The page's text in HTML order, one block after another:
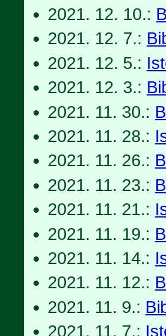
2021. 12. 10.:
2021. 12. 7.:
2021. 12. 5.:
2021. 12. 3.:
2021. 11. 30.:
2021. 11. 28.:
2021. 11. 26.:
2021. 11. 23.:
2021. 11. 21.:
2021. 11. 19.:
2021. 11. 14.:
2021. 11. 12.:
2021. 11. 9.:
2021. 11. 7.: